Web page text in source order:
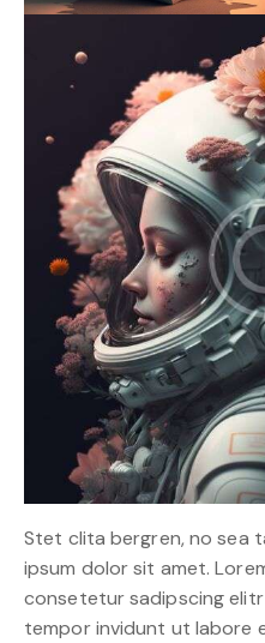
Stet clita bergren, no sea
ipsum dolor sit amet.
consetetur sadipscing
tempor invidunt ut labore